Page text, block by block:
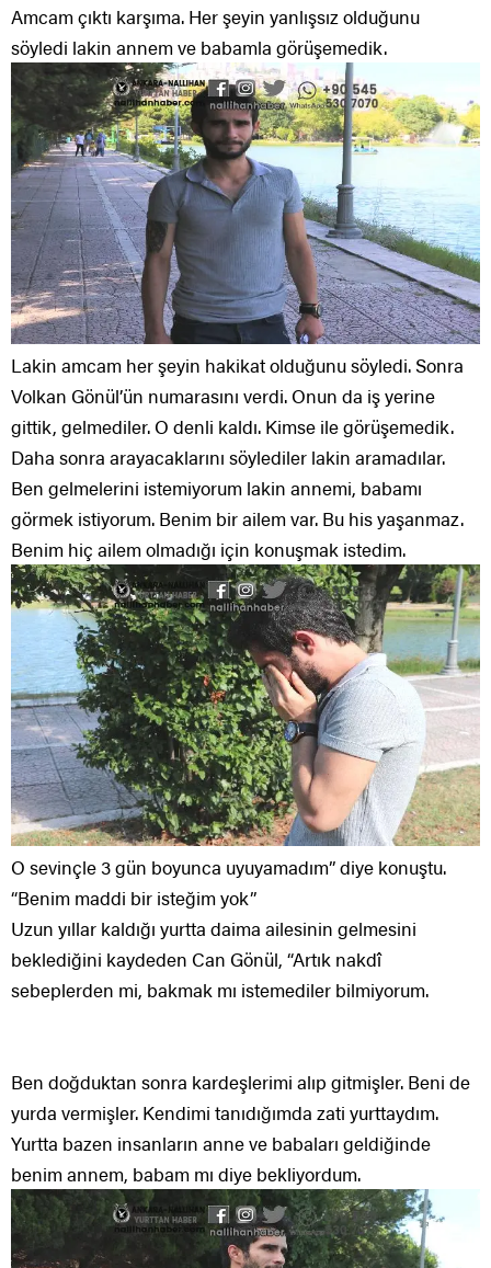
Amcam çıktı karşıma. Her şeyin yanlışsız olduğunu
söyledi lakin annem ve babamla görüşemedik.
Lakin amcam her şeyin hakikat olduğunu söyledi. Sonra
Volkan Gönül’ün numarasını verdi. Onun da iş yerine
gittik, gelmediler. O denli kaldı. Kimse ile görüşemedik.
Daha sonra arayacaklarını söylediler lakin aramadılar.
Ben gelmelerini istemiyorum lakin annemi, babamı
görmek istiyorum. Benim bir ailem var. Bu his yaşanmaz.
Benim hiç ailem olmadığı için konuşmak istedim.
O sevinçle 3 gün boyunca uyuyamadım” diye konuştu.
“Benim maddi bir isteğim yok”
Uzun yıllar kaldığı yurtta daima ailesinin gelmesini
beklediğini kaydeden Can Gönül, “Artık nakdî
sebeplerden mi, bakmak mı istemediler bilmiyorum.
Ben doğduktan sonra kardeşlerimi alıp gitmişler. Beni de
yurda vermişler. Kendimi tanıdığımda zati yurttaydım.
Yurtta bazen insanların anne ve babaları geldiğinde
benim annem, babam mı diye bekliyordum.